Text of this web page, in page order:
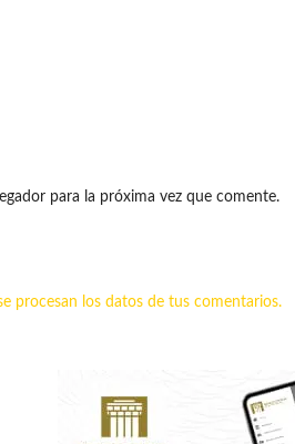
para la próxima vez que comente.
procesan los datos de tus comentarios.